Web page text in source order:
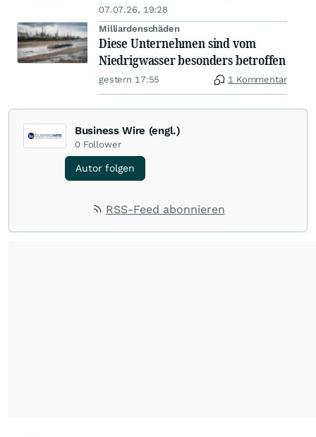
07.07.26, 19:28
Milliardenschäden
Diese Unternehmen sind vom
Niedrigwasser besonders betroffen
gestern 17:55 1 Kommentar
Business Wire (engl.)
0 Follower
Autor folgen
RSS-Feed abonnieren